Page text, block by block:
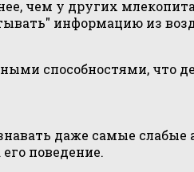
чем у других
информацию из
способностями,
даже самые
поведение.